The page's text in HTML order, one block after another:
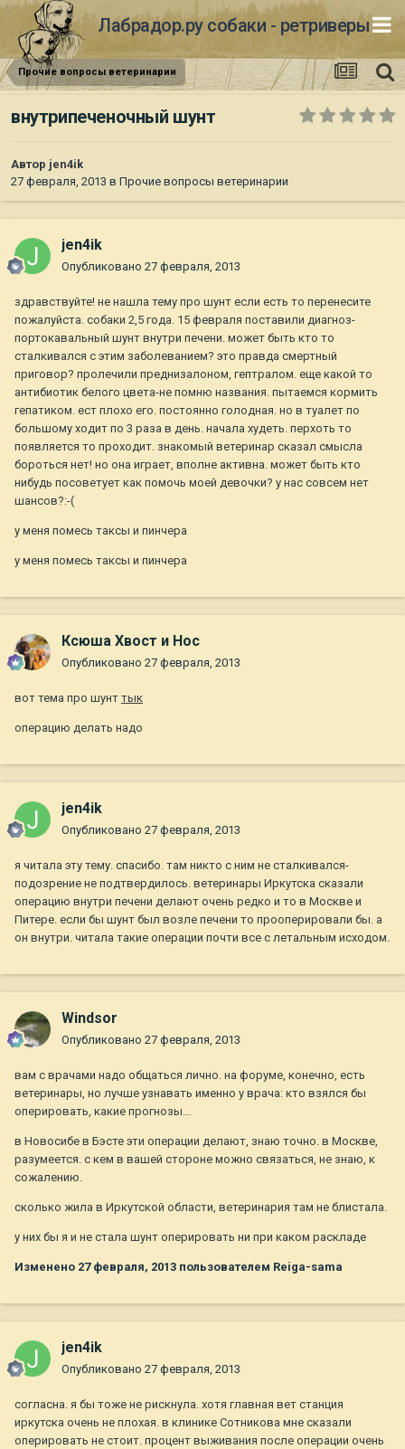
Лабрадор.ру собаки - ретриверы
Прочие вопросы ветеринарии
внутрипеченочный шунт
Автор jen4ik
27 февраля, 2013 в Прочие вопросы ветеринарии
jen4ik
Опубликовано 27 февраля, 2013
здравствуйте! не нашла тему про шунт если есть то перенесите
пожалуйста. собаки 2,5 года. 15 февраля поставили диагноз-
портокавальный шунт внутри печени. может быть кто то
сталкивался с этим заболеванием? это правда смертный
приговор? пролечили преднизалоном, гептралом. еще какой то
антибиотик белого цвета-не помню названия. пытаемся кормить
гепатиком. ест плохо его. постоянно голодная. но в туалет по
большому ходит по 3 раза в день. начала худеть. перхоть то
появляется то проходит. знакомый ветеринар сказал смысла
бороться нет! но она играет, вполне активна. может быть кто
нибудь посоветует как помочь моей девочки? у нас совсем нет
шансов?:-(
у меня помесь таксы и пинчера
у меня помесь таксы и пинчера
Ксюша Хвост и Нос
Опубликовано 27 февраля, 2013
вот тема про шунт тык
операцию делать надо
jen4ik
Опубликовано 27 февраля, 2013
я читала эту тему. спасибо. там никто с ним не сталкивался-
подозрение не подтвердилось. ветеринары Иркутска сказали
операцию внутри печени делают очень редко и то в Москве и
Питере. если бы шунт был возле печени то прооперировали бы. а
он внутри. читала такие операции почти все с летальным исходом.
Windsor
Опубликовано 27 февраля, 2013
вам с врачами надо общаться лично. на форуме, конечно, есть
ветеринары, но лучше узнавать именно у врача: кто взялся бы
оперировать, какие прогнозы...
в Новосибе в Бэсте эти операции делают, знаю точно. в Москве,
разумеется. с кем в вашей стороне можно связаться, не знаю, к
сожалению.
сколько жила в Иркутской области, ветеринария там не блистала.
у них бы я и не стала шунт оперировать ни при каком раскладе
Изменено 27 февраля, 2013 пользователем Reiga-sama
jen4ik
Опубликовано 27 февраля, 2013
согласна. я бы тоже не рискнула. хотя главная вет станция
иркутска очень не плохая. в клинике Сотникова мне сказали
оперировать не стоит. процент выживания после операции очень